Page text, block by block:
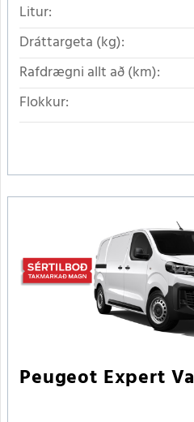
Litur:
Dráttargeta (kg):
Rafdrægni allt að (km):
Flokkur:
Peugeot Expert